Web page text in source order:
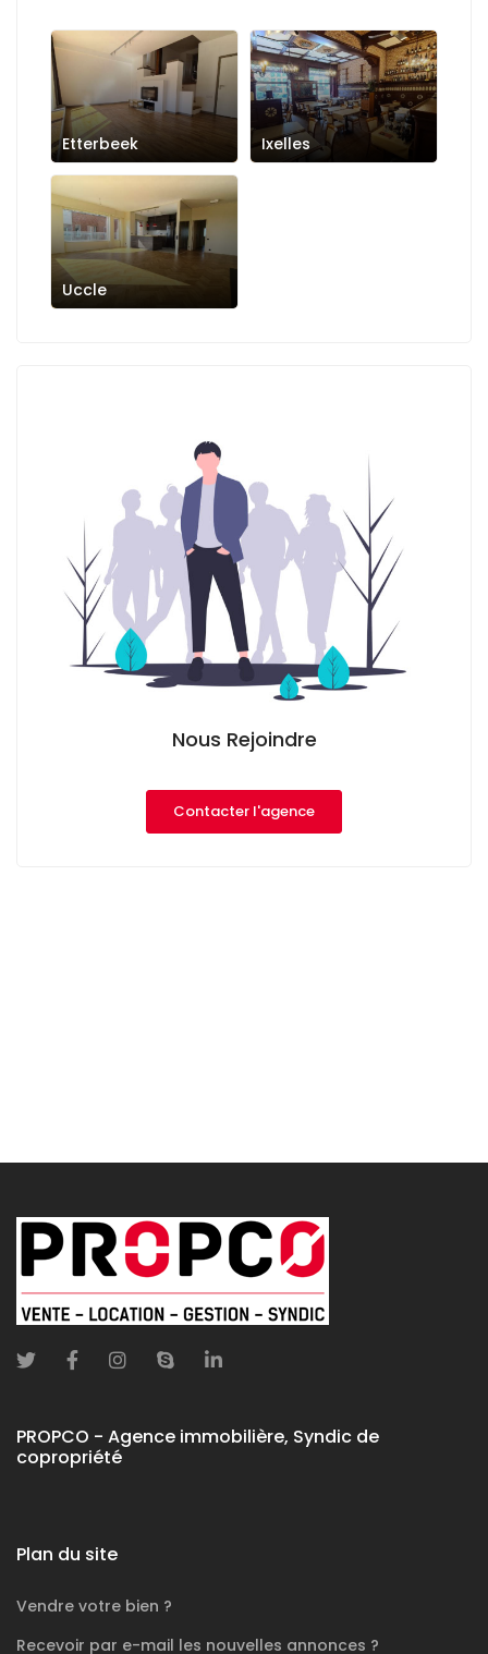
Etterbeek Ixelles
Uccle
Nous Rejoindre
Contacter l'agence
PROPCO - Agence immobilière, Syndic de
copropriété
Plan du site
Vendre votre bien ?
Recevoir par e-mail les nouvelles annonces ?